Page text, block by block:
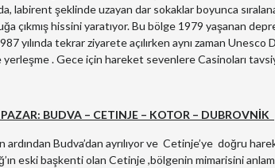
labirent şeklinde uzayan dar sokaklar boyunca
çıkmış hissini yaratıyor. Bu bölge 1979 yaşanan
yılında tekrar ziyarete açılırken aynı zaman
yerleşme . Gece için hareket sevenlere Casinoları
BUDVA – CETINJE – KOTOR – DUBROVNİK
ardından Budva’dan ayrılıyor ve Cetinje’ye doğru
eski başkenti olan Cetinje ,bölgenin mimarisini